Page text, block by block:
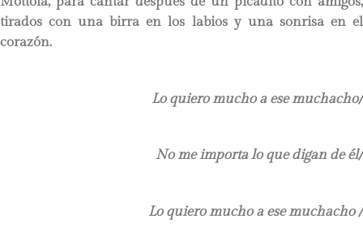
tirados con una birra en los labios y una sonrisa en el
corazón.
Lo quiero mucho a ese muchacho/
No me importa lo que digan de él/
Lo quiero mucho a ese muchacho /